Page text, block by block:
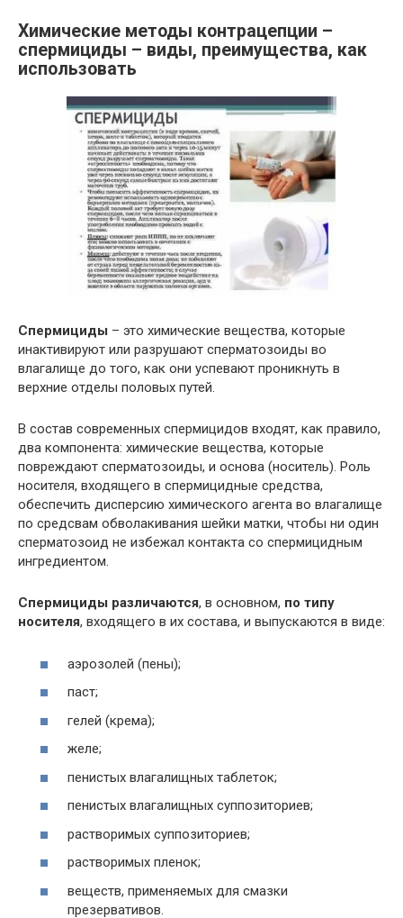
Химические методы контрацепции –
спермициды – виды, преимущества, как
использовать
Спермициды – это химические вещества, которые
инактивируют или разрушают сперматозоиды во
влагалище до того, как они успевают проникнуть в
верхние отделы половых путей.
В состав современных спермицидов входят, как правило,
два компонента: химические вещества, которые
повреждают сперматозоиды, и основа (носитель). Роль
носителя, входящего в спермицидные средства,
обеспечить дисперсию химического агента во влагалище
по средсвам обволакивания шейки матки, чтобы ни один
сперматозоид не избежал контакта со спермицидным
ингредиентом.
Спермициды различаются, в основном, по типу
носителя, входящего в их состава, и выпускаются в виде:
аэрозолей (пены);
паст;
гелей (крема);
желе;
пенистых влагалищных таблеток;
пенистых влагалищных суппозиториев;
растворимых суппозиториев;
растворимых пленок;
веществ, применяемых для смазки
презервативов.